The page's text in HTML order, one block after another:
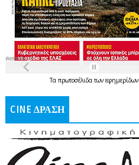
Τα πρωτοσέλιδατων εφημερίδων
CINE ΔΡΑΣΗ